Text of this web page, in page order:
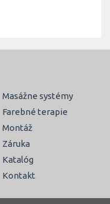
Masážne systémy
Farebné terapie
Montáž
Záruka
Katalóg
Kontakt